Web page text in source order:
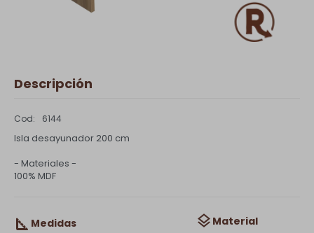
Descripción
6144
Isla desayunador 200 cm
- Materiales -
100% MDF
Medidas Material